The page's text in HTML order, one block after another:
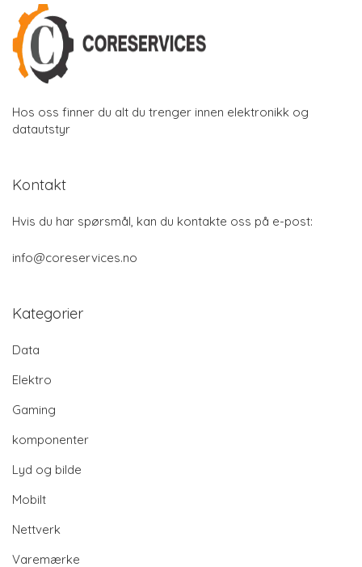
Hos oss finner du alt du trenger innen elektronikk og
datautstyr
Kontakt
Hvis du har spørsmål, kan du kontakte oss på e-post:
info@coreservices.no
Kategorier
Data
Elektro
Gaming
komponenter
Lyd og bilde
Mobilt
Nettverk
Varemærke